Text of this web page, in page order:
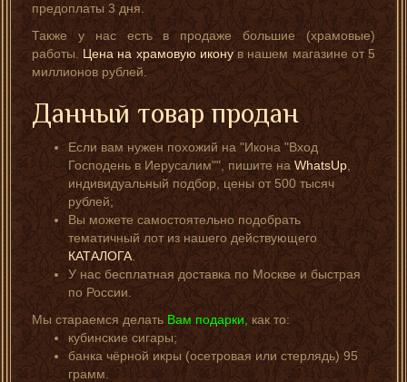
предоплаты 3 дня.
Также у нас есть в продаже большие (храмовые)
работы.Цена на храмовую иконув нашем магазине от 5
миллионов рублей.
Данный товар продан
Если вам нужен похожий на "Икона "Вход
Господень в Иерусалим"", пишите наWhatsUp,
индивидуальный подбор, цены от 500 тысяч
рублей;
Вы можете самостоятельно подобрать
тематичный лот из нашего действующего
КАТАЛОГА.
У нас бесплатная доставка по Москве и быстрая
по России.
Мы стараемся делать Вам подарки,как то:
кубинские сигары;
банка чёрной икры (осетровая или стерлядь) 95
грамм.